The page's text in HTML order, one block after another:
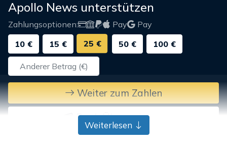
Apollo News unterstützen
Zahlungsoptionen: Pay
Pay
10 €
15 € 25 € 50 € 100 €
Weiter zum Zahlen
Bank-Überweisung
Weiterlesen